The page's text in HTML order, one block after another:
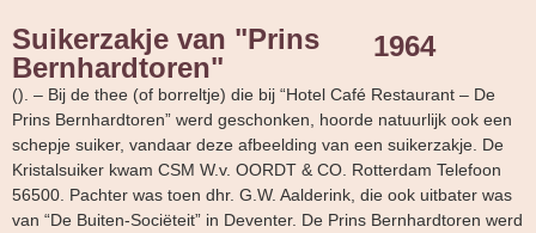
Suikerzakje van "Prins
Bernhardtoren"
1964
(). – Bij de thee (of borreltje) die bij “Hotel Café Restaurant – De
Prins Bernhardtoren” werd geschonken, hoorde natuurlijk ook een
schepje suiker, vandaar deze afbeelding van een suikerzakje. De
Kristalsuiker kwam CSM W.v. OORDT & CO. Rotterdam Telefoon
56500. Pachter was toen dhr. G.W. Aalderink, die ook uitbater was
van “De Buiten-Sociëteit” in Deventer. De Prins Bernhardtoren werd